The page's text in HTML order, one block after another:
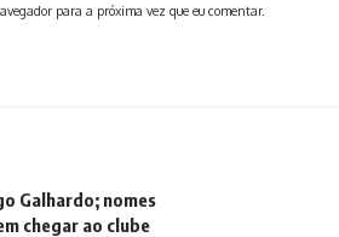
para a próxima vez que eu comentar.
Galhardo; nomes
chegar ao clube